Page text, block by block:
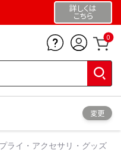
詳しくは
こちら
0
変更
ライ・アクセサリ・グッズ